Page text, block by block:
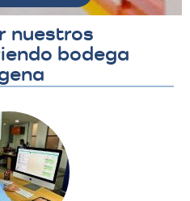
nuestros
bodega